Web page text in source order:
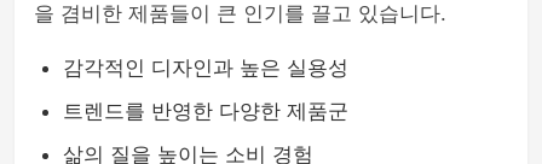
을 겸비한 제품들이 큰 인기를 끌고 있습니다.
감각적인 디자인과 높은 실용성
트렌드를 반영한 다양한 제품군
삶의 질을 높이는 소비 경험